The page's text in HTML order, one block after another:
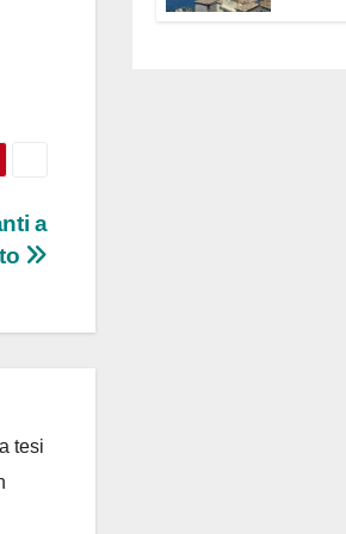
a
tesi